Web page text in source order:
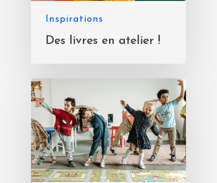
Inspirations
Des livres en atelier !